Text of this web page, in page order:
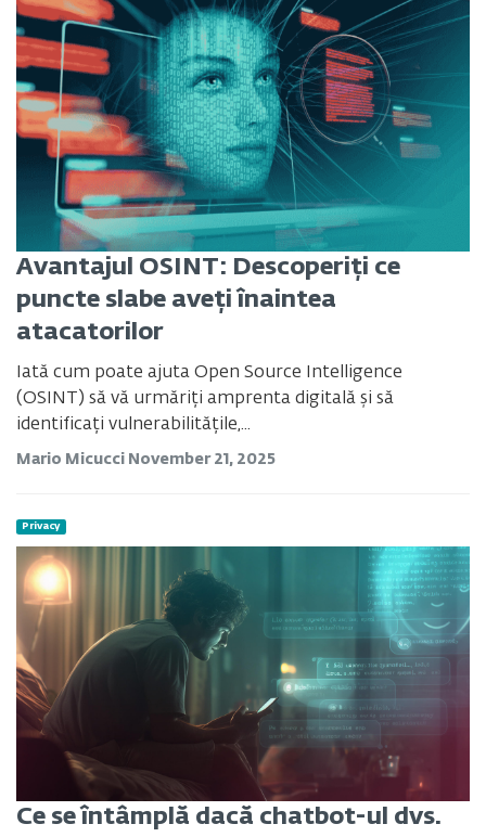
Avantajul OSINT: Descoperiți ce
puncte slabe aveți înaintea
atacatorilor
Iată cum poate ajuta Open Source Intelligence
(OSINT) să vă urmăriți amprenta digitală și să
identificați vulnerabilitățile,...
Mario Micucci November 21, 2025
Privacy
Ce se întâmplă dacă chatbot-ul dvs.